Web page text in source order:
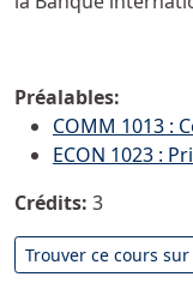
Préalables:
COMM 1013 :
ECON 1023 :
Crédits: 3
Trouver ce cours